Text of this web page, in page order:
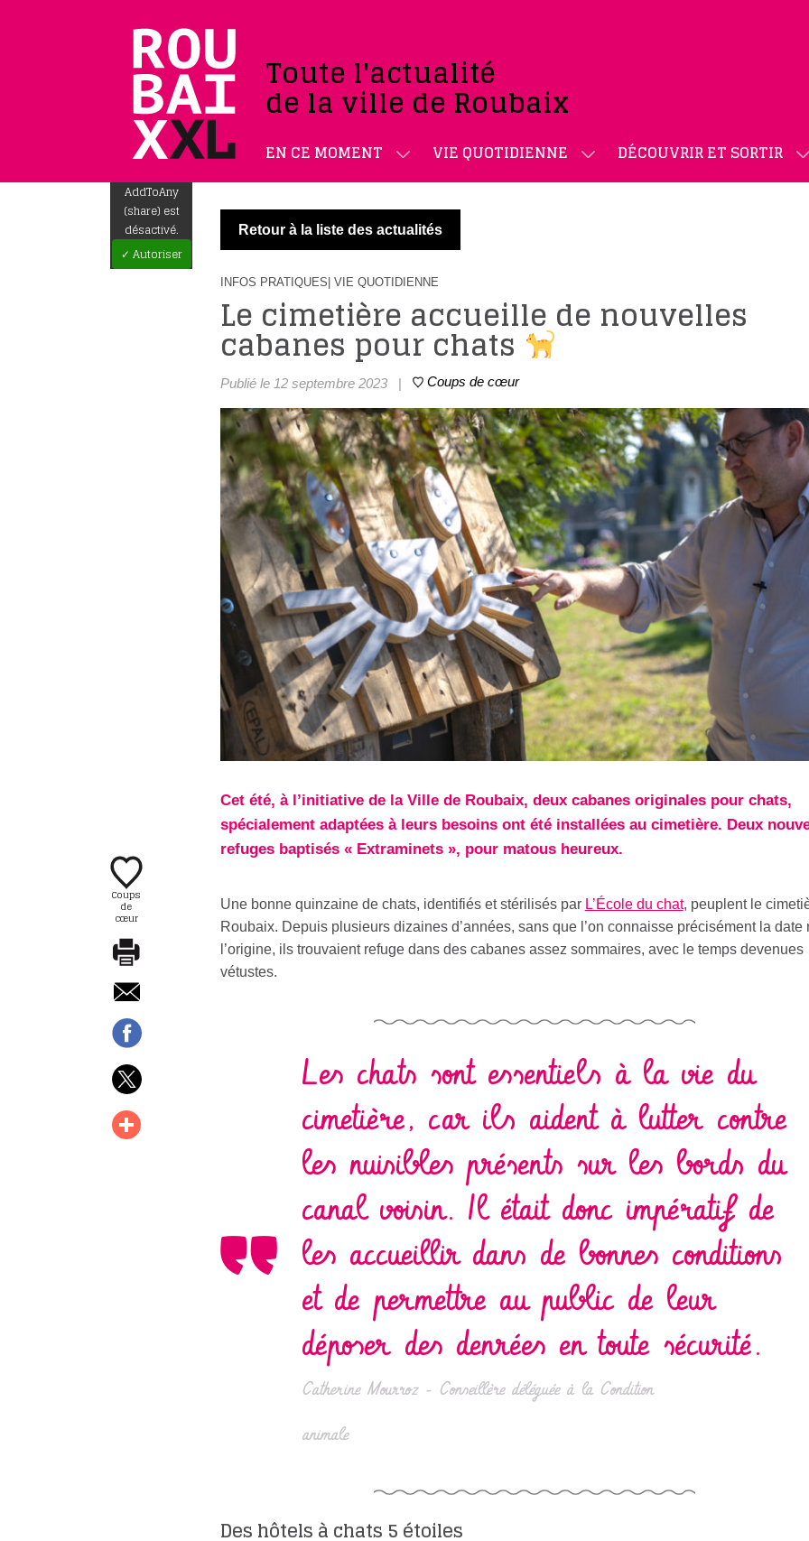
Toute l'actualité
de la ville de Roubaix
EN CE MOMENT VIE QUOTIDIENNE DÉCOUVRIR ET SORTIR
AddToAny
(share) est
désactivé.
✓ Autoriser
Coups
de
cœur
Retour à la liste des actualités
INFOS PRATIQUES | VIE QUOTIDIENNE
Le cimetière accueille de nouvelles
cabanes pour chats
Publié le 12 septembre 2023 | Coups de cœur
Cet été, à l’initiative de la Ville de Roubaix, deux cabanes originales pour chats,
spécialement adaptées à leurs besoins ont été installées au cimetière. Deux
refuges baptisés « Extraminets », pour matous heureux.
Une bonne quinzaine de chats, identifiés et stérilisés par L’École du chat, peuplent le
Roubaix. Depuis plusieurs dizaines d’années, sans que l’on connaisse précisément la date
l’origine, ils trouvaient refuge dans des cabanes assez sommaires, avec le temps devenues
vétustes.
Les chats sont essentiels à la vie du
cimetière, car ils aident à lutter contre
les nuisibles présents sur les bords du
canal voisin. Il était donc impératif de
les accueillir dans de bonnes conditions
et de permettre au public de leur
déposer des denrées en toute sécurité.
Catherine Mourroz - Conseillère déléguée à la Condition
animale
Des hôtels à chats 5 étoiles